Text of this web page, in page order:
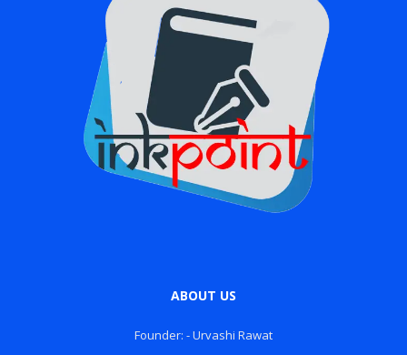
ABOUT US
Founder: - Urvashi Rawat